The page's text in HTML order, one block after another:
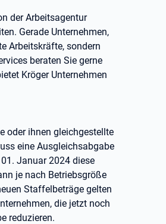
der Arbeitsagentur
Gerade Unternehmen,
Arbeitskräfte, sondern
beraten Sie gerne
Kröger Unternehmen
oder ihnen gleichgestellte
eine Ausgleichsabgabe
Januar 2024 diese
je nach Betriebsgröße
Staffelbeträge gelten
die jetzt noch
reduzieren.